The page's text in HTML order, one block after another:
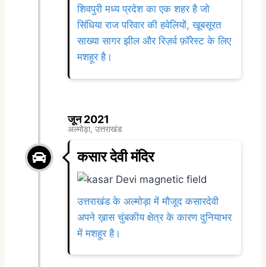
शिवपुरी मध्य प्रदेश का एक शहर है जो
सिंधिया राज परिवार की हवेलियों, खूबसूरत
साख्या सागर झील और रिज़र्व फ़ॉरेस्ट के लिए
मशहूर है।
जून 2021
अल्मोड़ा, उत्तराखंड
कसार देवी मंदिर
उत्तराखंड के अल्मोड़ा में मौजूद कसारदेवी
अपने ख़ास चुंबकीय क्षेत्र के कारण दुनियाभर
में मशहूर है।